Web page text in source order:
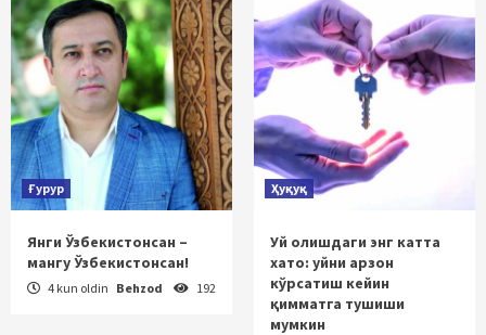
Ғурур
Янги Ўзбекистонсан –
мангу Ўзбекистонсан!
4 kun oldin Behzod 192
Ҳуқуқ
Уй олишдаги энг катта
хато: уйни арзон
кўрсатиш кейин
қимматга тушиши
мумкин